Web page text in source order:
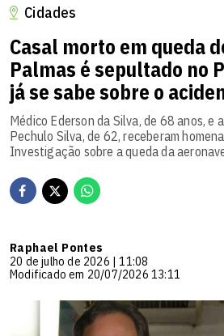
Cidades
Casal morto em queda
Palmas é sepultado no
já se sabe sobre o
Médico Ederson da Silva, de 68 anos, e
Pechulo Silva, de 62, receberam
Investigação sobre a queda da
Raphael Pontes
20 de julho de 2026 | 11:08
Modificado em 20/07/2026 13:11